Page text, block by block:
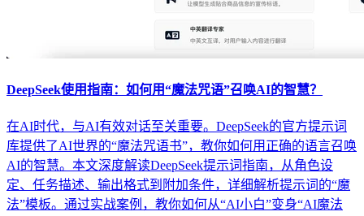
DeepSeek使用指南：如何用“魔法咒语”召唤AI的智慧？
在AI时代，与AI有效对话至关重要。DeepSeek的官方提示词
库提供了AI世界的“魔法咒语书”，教你如何用正确的语言召唤
AI的智慧。本文深度解读DeepSeek提示词指南，从角色设
定、任务描述、输出格式到附加条件，详细解析提示词的“魔
法”模板。通过实战案例，教你如何从“AI小白”变身“AI魔法